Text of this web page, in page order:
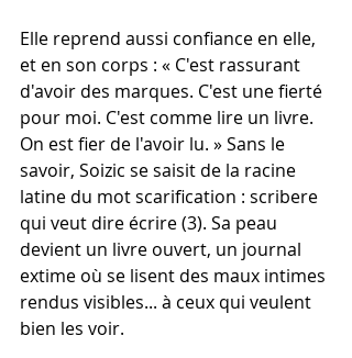
Elle reprend aussi confiance en elle,
et en son corps : « C'est rassurant
d'avoir des marques. C'est une fierté
pour moi. C'est comme lire un livre.
On est fier de l'avoir lu. » Sans le
savoir, Soizic se saisit de la racine
latine du mot scarification : scribere
qui veut dire écrire (3). Sa peau
devient un livre ouvert, un journal
extime où se lisent des maux intimes
rendus visibles... à ceux qui veulent
bien les voir.